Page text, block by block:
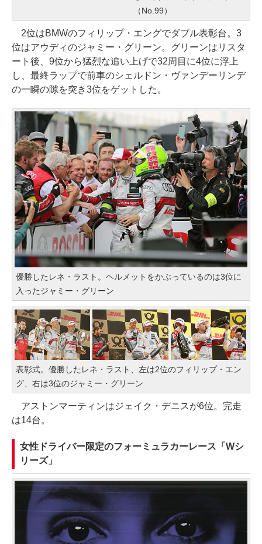
（No.99）
2位はBMWのフィリップ・エングでダブル表彰台。3
位はアウディのジャミー・グリーン。グリーンはリスタ
ート後、9位から猛烈な追い上げで32周目に4位に浮上
し、最終ラップで前車のシェルドン・ヴァンデーリンデ
の一瞬の隙を突き3位をゲットした。
優勝したレネ・ラスト。ヘルメットをかぶっているのは3位に
入ったジャミー・グリーン
表彰式。優勝したレネ・ラスト、左は2位のフィリップ・エン
グ、右は3位のジャミー・グリーン
アストンマーティンはジェイク・デニスが6位。完走
は14台。
女性ドライバー限定のフォーミュラカーレース「Wシ
リーズ」